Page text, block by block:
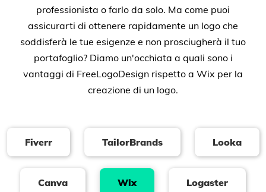
professionista o farlo da solo. Ma come puoi
assicurarti di ottenere rapidamente un logo che
soddisferà le tue esigenze e non prosciugherà il tuo
portafoglio? Diamo un'occhiata a quali sono i
vantaggi di FreeLogoDesign rispetto a Wix per la
creazione di un logo.
Fiverr TailorBrands Looka
Canva Wix Logaster